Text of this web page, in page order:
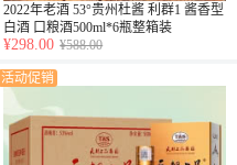
2022年老酒 53°贵州杜酱 利群1 酱香型
白酒 口粮酒500ml*6瓶整箱装
¥298.00 ¥588.00
活动促销